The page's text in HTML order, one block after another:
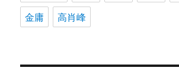
金庸
高肖峰